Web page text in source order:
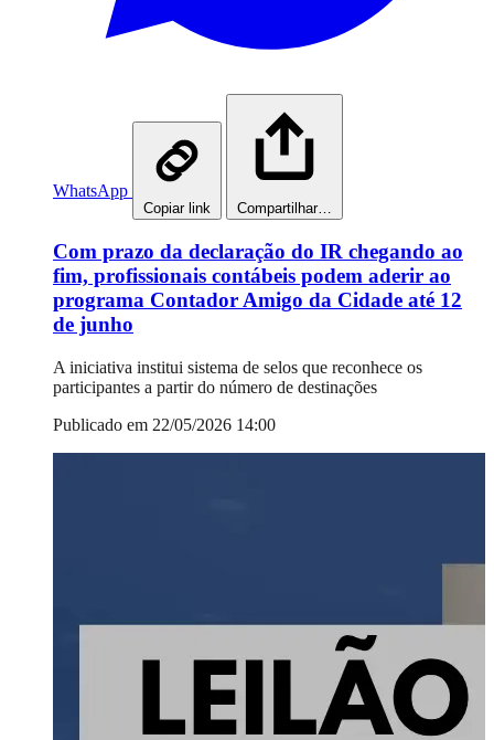
WhatsApp
Copiar link Compartilhar…
Com prazo da declaração do IR chegando ao
fim, profissionais contábeis podem aderir ao
programa Contador Amigo da Cidade até 12
de junho
A iniciativa institui sistema de selos que reconhece os
participantes a partir do número de destinações
Publicado em 22/05/2026 14:00